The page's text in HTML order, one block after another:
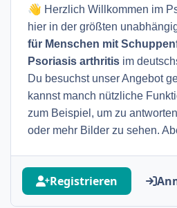
👋 Herzlich Willkommen im
hier in der größten
für Menschen mit
Psoriasis arthritis im
Du besuchst unser Angebot
kannst manch nützliche
zum Beispiel, um zu
oder mehr Bilder zu sehen.
Registrieren